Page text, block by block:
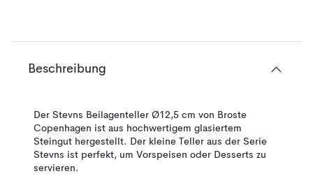
Beschreibung
Der Stevns Beilagenteller Ø12,5 cm von Broste
Copenhagen ist aus hochwertigem glasiertem
Steingut hergestellt. Der kleine Teller aus der Serie
Stevns ist perfekt, um Vorspeisen oder Desserts zu
servieren.